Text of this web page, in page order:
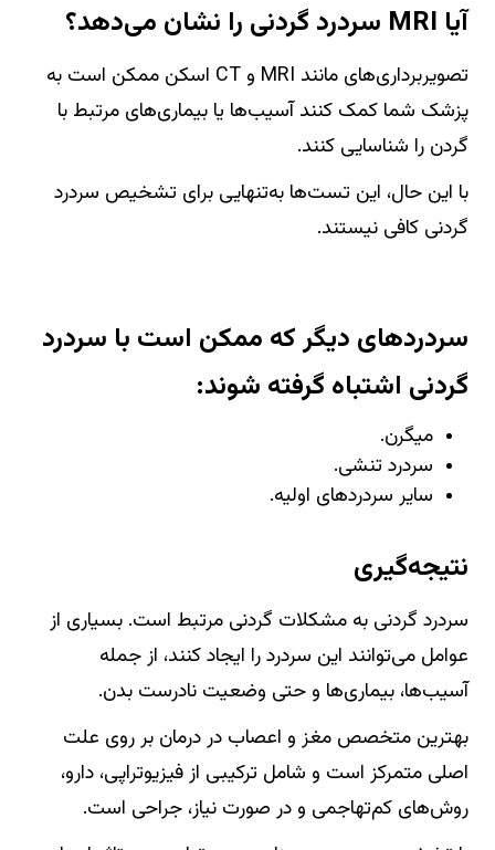
آیا MRI سردرد گردنی را نشان می‌دهد؟
تصویربرداری‌های مانند MRI و CT اسکن ممکن است به
پزشک شما کمک کنند آسیب‌ها یا بیماری‌های مرتبط با
گردن را شناسایی کنند.
با این حال، این تست‌ها به‌تنهایی برای تشخیص سردرد
گردنی کافی نیستند.
سردردهای دیگر که ممکن است با سردرد
گردنی اشتباه گرفته شوند:
میگرن.
سردرد تنشی.
سایر سردردهای اولیه.
نتیجه‌گیری
سردرد گردنی به مشکلات گردنی مرتبط است. بسیاری از
عوامل می‌توانند این سردرد را ایجاد کنند، از جمله
آسیب‌ها، بیماری‌ها و حتی وضعیت نادرست بدن.
بهترین متخصص مغز و اعصاب در درمان بر روی علت
اصلی متمرکز است و شامل ترکیبی از فیزیوتراپی، دارو،
روش‌های کم‌تهاجمی و در صورت نیاز، جراحی است.